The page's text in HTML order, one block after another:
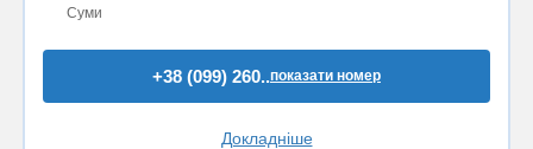
Суми
+38 (099) 260..показати номер
Докладніше